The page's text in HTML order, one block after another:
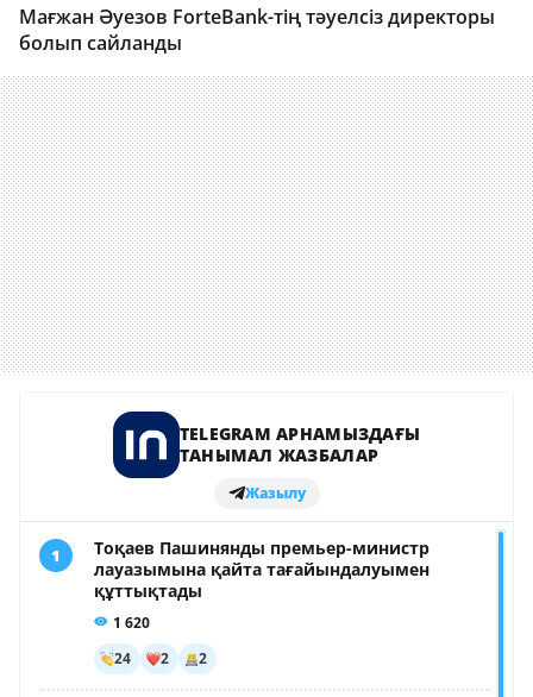
Мағжан Әуезов ForteBank-тің тәуелсіз директоры
болып сайланды